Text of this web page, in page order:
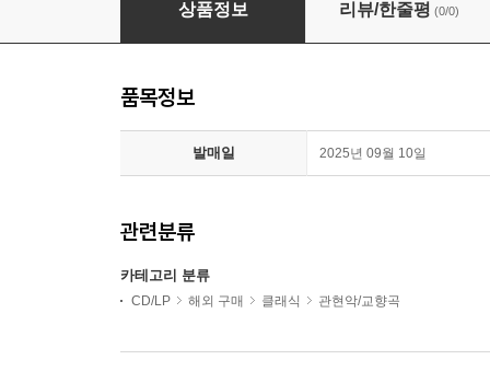
상품정보 리뷰/한줄평 (0/0)
품목정보
발매일 2025년 09월 10일
관련분류
카테고리 분류
CD/LP 해외 구매 클래식 관현악/교향곡